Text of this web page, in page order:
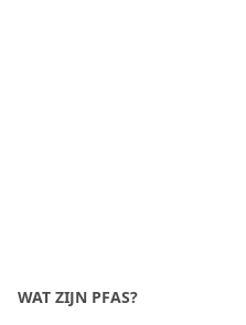
WAT ZIJN PFAS?